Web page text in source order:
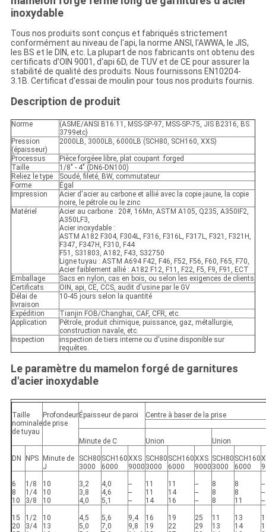
inoxydable
Tous nos produits sont conçus et fabriqués strictement
conformément au niveau de l'api, la norme ANSI, l'AWWA, le JIS,
les BS et le DIN, etc. La plupart de nos fabricants ont obtenu des
certificats d'OIN 9001, d'api 6D, de TUV et de CE pour assurer la
stabilité de qualité des produits. Nous fournissons EN10204-
3.1B. Certificat d'essai de moulin pour tous nos produits fournis.
Description de produit
Norme
(ASME/ANSI B16.11, MSS-SP-97, MSS-SP-75, JIS B2316, BS
3799etc)
Pression
(épaisseur)
2000LB, 3000LB, 6000LB (SCH80, SCH160, XXS)
Processus
Pièce forgéee libre, plat coupant .forged
Taille
1/8" - 4" (DN6-DN100)
Reliez le type
Soudé, fileté, BW, commutateur
Forme
Égal
Impression
Acier d'acier au carbone et allié avec la copie jaune, la copie
noire, le pétrole ou le zinc
Matériel
Acier au carbone : 20#, 16Mn, ASTM A105, Q235, A350IF2,
A350LF3,
Acier inoxydable :
ASTM A182 F304, F304L, F316, F316L, F317L, F321, F321H,
F347, F347H, F310, F44
F51, S31803, A182, F43, S32750
Ligne tuyau : ASTM A694 F42, F46, F52, F56, F60, F65, F70,
Acier faiblement allié : A182 F12, F11, F22, F5, F9, F91, ECT
Emballage
Sacs en nylon, cas en bois, ou selon les exigences de clients
Certificats
OIN, api, CE, CCS, audit d'usine par le GV
Délai de
livraison
10-45 jours selon la quantité
Expédition
Tianjin FOB/Changhaï, CAF, CFR, etc.
Application
Pétrole, produit chimique, puissance, gaz, métallurgie,
construction navale, etc.
Inspection
inspection de tiers interne ou d'usine disponible sur
requêtes.
Le paramètre du mamelon forgé de garnitures
d'acier inoxydable
Taille
nominale
de tuyau
Profondeur
de prise
Épaisseur de paroi Centre à baser de la prise
Minute de C Union Union
DN NPS
Minute de
J
SCH80
3000
SCH160
6000
XXS
9000
SCH80
3000
SCH160
6000
XXS
9000
SCH80
3000
SCH160
6000
6
8
10
1/8
1/4
3/8
10
10
10
3,2
3,8
4,0
4,0
4,6
5,1
--
--
--
11
11
14
11
14
16
--
--
--
8
8
8
8
8
11
--
--
--
15
20
1/2
3/4
10
13
4,5
5,0
5,6
7,0
9,4
9,8
16
19
19
22
25
29
11
13
13
14